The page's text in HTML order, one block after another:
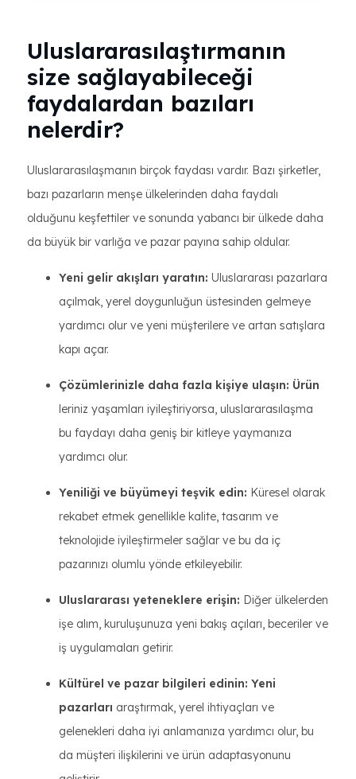
Uluslararasılaştırmanın
size sağlayabileceği
faydalardan bazıları
nelerdir?
Uluslararasılaşmanın birçok faydası vardır. Bazı şirketler,
bazı pazarların menşe ülkelerinden daha faydalı
olduğunu keşfettiler ve sonunda yabancı bir ülkede daha
da büyük bir varlığa ve pazar payına sahip oldular.
Yeni gelir akışları yaratın: Uluslararası pazarlara
açılmak, yerel doygunluğun üstesinden gelmeye
yardımcı olur ve yeni müşterilere ve artan satışlara
kapı açar.
Çözümlerinizle daha fazla kişiye ulaşın: Ürün
leriniz yaşamları iyileştiriyorsa, uluslararasılaşma
bu faydayı daha geniş bir kitleye yaymanıza
yardımcı olur.
Yeniliği ve büyümeyi teşvik edin: Küresel olarak
rekabet etmek genellikle kalite, tasarım ve
teknolojide iyileştirmeler sağlar ve bu da iç
pazarınızı olumlu yönde etkileyebilir.
Uluslararası yeteneklere erişin: Diğer ülkelerden
işe alım, kuruluşunuza yeni bakış açıları, beceriler ve
iş uygulamaları getirir.
Kültürel ve pazar bilgileri edinin: Yeni
pazarları araştırmak, yerel ihtiyaçları ve
gelenekleri daha iyi anlamanıza yardımcı olur, bu
da müşteri ilişkilerini ve ürün adaptasyonunu